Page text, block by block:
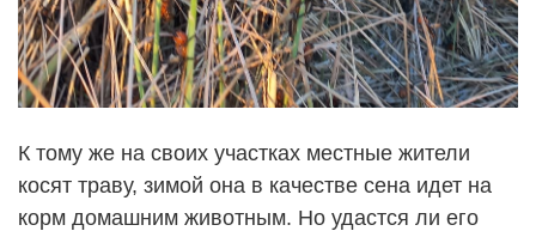
К тому же на своих участках местные жители
косят траву, зимой она в качестве сена идет на
корм домашним животным. Но удастся ли его